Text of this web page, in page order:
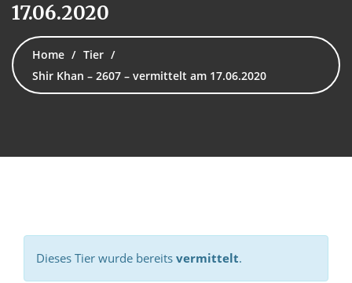
17.06.2020
Home
Tier
Shir Khan – 2607 – vermittelt am 17.06.2020
Dieses Tier wurde bereits vermittelt.